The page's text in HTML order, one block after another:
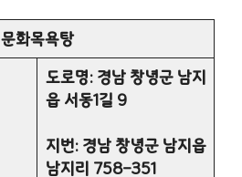
문화목욕탕
도로명: 경남 창녕군 남지
읍 서동1길 9
지번: 경남 창녕군 남지읍
남지리 758-351